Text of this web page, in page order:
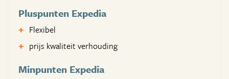
Pluspunten Expedia
Flexibel
prijs kwaliteit verhouding
Minpunten Expedia